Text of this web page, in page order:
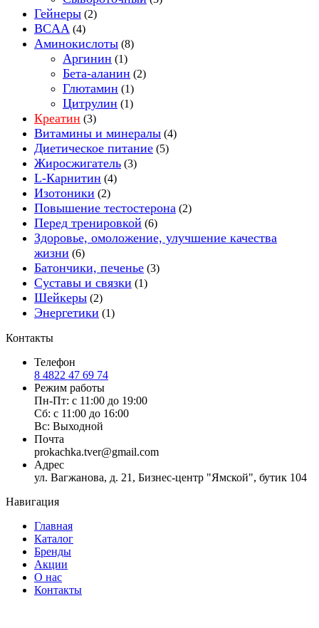
Гейнеры (2)
BCAA (4)
Аминокислоты (8)
Аргинин (1)
Бета-аланин (2)
Глютамин (1)
Цитрулин (1)
Креатин (3)
Витамины и минералы (4)
Диетическое питание (5)
Жиросжигатель (3)
L-Карнитин (4)
Изотоники (2)
Повышение тестостерона (2)
Перед тренировкой (6)
Здоровье, омоложение, улучшение качества
жизни (6)
Батончики, печенье (3)
Суставы и связки (1)
Шейкеры (2)
Энергетики (1)
Контакты
Телефон
8 4822 47 69 74
Режим работы
Пн-Пт: с 11:00 до 19:00
Сб: с 11:00 до 16:00
Вс: Выходной
Почта
prokachka.tver@gmail.com
Адрес
ул. Вагжанова, д. 21, Бизнес-центр "Ямской", бутик 104
Навигация
Главная
Каталог
Бренды
Акции
О нас
Контакты